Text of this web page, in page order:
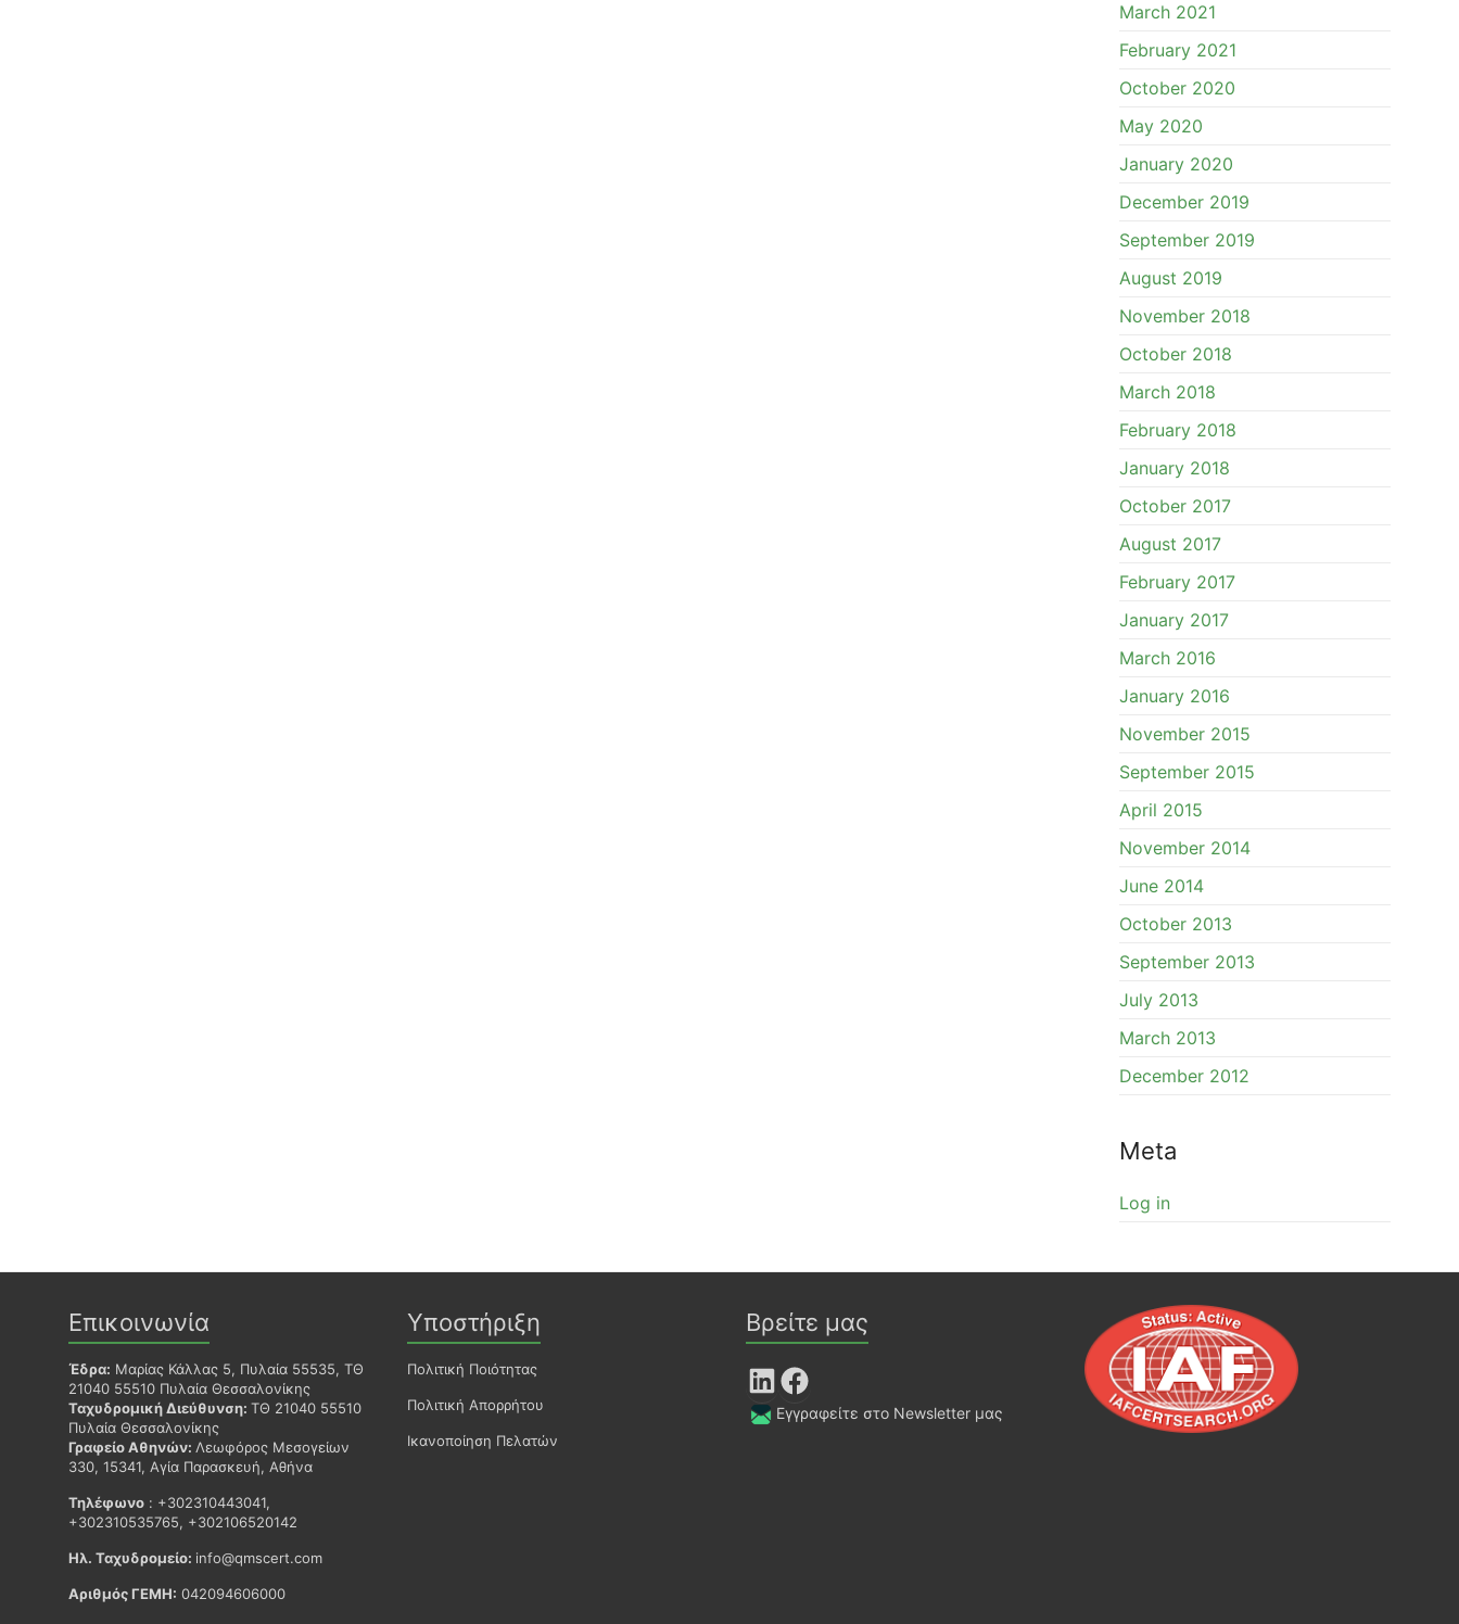
March 2021
February 2021
October 2020
May 2020
January 2020
December 2019
September 2019
August 2019
November 2018
October 2018
March 2018
February 2018
January 2018
October 2017
August 2017
February 2017
January 2017
March 2016
January 2016
November 2015
September 2015
April 2015
November 2014
June 2014
October 2013
September 2013
July 2013
March 2013
December 2012
Meta
Log in
Επικοινωνία
Έδρα: Μαρίας Κάλλας 5, Πυλαία 55535, ΤΘ
21040 55510 Πυλαία Θεσσαλονίκης
Ταχυδρομική Διεύθυνση: ΤΘ 21040 55510
Πυλαία Θεσσαλονίκης
Γραφείο Αθηνών: Λεωφόρος Μεσογείων
330, 15341, Αγία Παρασκευή, Αθήνα
Τηλέφωνο : +302310443041,
+302310535765, +302106520142
Ηλ. Ταχυδρομείο: info@qmscert.com
Αριθμός ΓΕΜΗ: 042094606000
Υποστήριξη
Πολιτική Ποιότητας
Πολιτική Απορρήτου
Ικανοποίηση Πελατών
Βρείτε μας
LinkedIn Facebook
Εγγραφείτε στο Newsletter μας